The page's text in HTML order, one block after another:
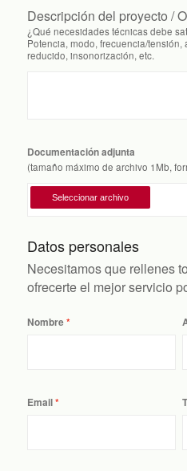
Descripción del proyecto /
¿Qué necesidades técnicas debe
Potencia, modo, frecuencia/
reducido, insonorización, etc.
Documentación adjunta
(tamaño máximo de archivo 1Mb,
Datos personales
Necesitamos que rellenes
ofrecerte el mejor servicio
Nombre
Email